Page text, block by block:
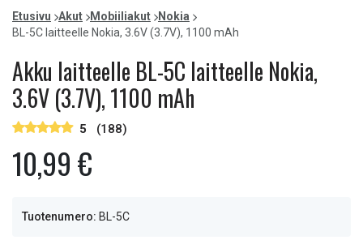
0
of
1
Etusivu Akut Mobiiliakut
Nokia
BL-5C laitteelle Nokia, 3.6V (3.7V), 1100 mAh
Akku laitteelle BL-5C laitteelle Nokia,
3.6V (3.7V), 1100 mAh
5 (188)
10,99 €
Tuotenumero: BL-5C